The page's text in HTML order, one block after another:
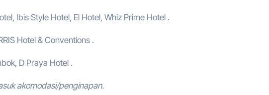
Ibis Style Hotel, El Hotel, Whiz Prime Hotel .
Hotel & Conventions .
D Praya Hotel .
akomodasi/penginapan.